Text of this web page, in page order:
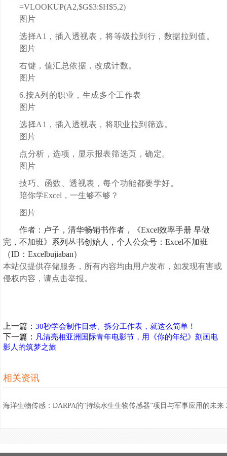
=VLOOKUP(A2,$G$3:$H$5,2)
图片
选择A1，插入透视表，将等级拉到行，数据拉到值。
图片
右键，值汇总依据，改成计数。
图片
6.按A列的职业，生成多个工作表
图片
选择A1，插入透视表，将职业拉到筛选。
图片
点分析，选项，显示报表筛选页，确定。
图片
技巧、函数、透视表，每个功能都要学好。
陪你学Excel，一生够不够？
图片
作者：卢子，清华畅销书作者，《Excel效率手册 早做
完，不加班》系列丛书创始人，个人公众号：Excel不加班
（ID：Excelbujiaban）
本站仅提供存储服务，所有内容均由用户发布，如发现有害或
侵权内容，请点击举报。
上一篇： 30秒学会制作目录、拆分工作表，就这么简单！
下一篇：
凡清亮相亚洲国际青年电影节，用《你的年纪》刻画电
影人的筑梦之旅
相关资讯
海洋生物传感：DARPA的“持续水生生物传感器”项目与军事应用的未来